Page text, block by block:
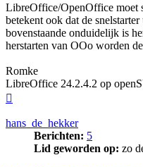
LibreOffice/OpenOffice moet
betekent ook dat de
bovenstaande onduidelijk is
herstarten van OOo worden
Romke
LibreOffice 24.2.4.2 op
hans_de_hekker
Berichten: 5
Lid geworden op: zo